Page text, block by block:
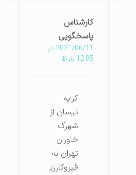
کارشناس
پاسخگویی
2021/06/11 در
12:05 ق.ظ
کرایه
نیسان از
شهرک
خاوران
تهران به
قیروکارزی